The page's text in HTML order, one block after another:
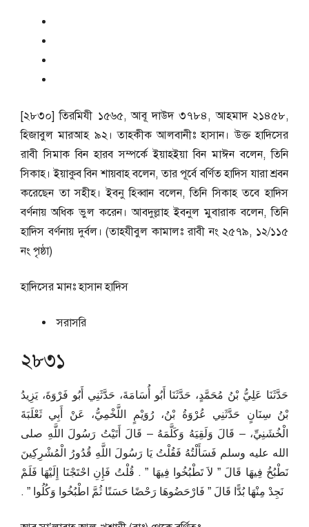
[২৮৩০] তিরমিযী ১৫৬৫, আবূ দাউদ ৩৭৮৪, আহমাদ ২১৪৫৮,
হিজাবুল মারআহ ৯২। তাহকীক আলবানীঃ হাসান। উক্ত হাদিসের
রাবী সিমাক বিন হারব সম্পর্কে ইয়াহইয়া বিন মাঈন বলেন, তিনি
সিকাহ। ইয়াকুব বিন শায়বাহ বলেন, তার পূর্বে বর্ণিত হাদিস যারা শ্রবন
করেছেন তা সহীহ। ইবনু হিব্বান বলেন, তিনি সিকাহ তবে হাদিস
বর্ণনায় অধিক ভুল করেন। আবদুল্লাহ ইবনুল মুবারাক বলেন, তিনি
হাদিস বর্ণনায় দুর্বল। (তাহযীবুল কামালঃ রাবী নং ২৫৭৯, ১২/১১৫
নং পৃষ্ঠা)
হাদিসের মানঃহাসান হাদিস
সরাসরি
২৮৩১
حَدَّثَنَا عَلِيُّ بْنُ مُحَمَّدٍ، حَدَّثَنَا أَبُو أُسَامَةَ، حَدَّثَنِي أَبُو فَرْوَةَ، يَزِيدُ
بْنُ سِنَانٍ حَدَّثَنِي عُرْوَةُ بْنُ، رُوَيْمٍ اللَّخْمِيُّ، عَنْ أَبِي ثَعْلَبَةَ
الْخُشَنِيِّ، – قَالَ وَلَقِيَهُ وَكَلَّمَهُ – قَالَ أَتَيْتُ رَسُولَ اللَّهِ صلى
الله عليه وسلم فَسَأَلْتُهُ فَقُلْتُ يَا رَسُولَ اللَّهِ قُدُورُ الْمُشْرِكِينَ
نَطْبُخُ فِيهَا قَالَ ‏”‏ لاَ تَطْبُخُوا فِيهَا ‏”‏ ‏.‏ قُلْتُ فَإِنِ احْتَجْنَا إِلَيْهَا فَلَمْ
نَجِدْ مِنْهَا بُدًّا قَالَ ‏”‏ فَارْحَضُوهَا رَحْضًا حَسَنًا ثُمَّ اطْبُخُوا وَكُلُوا ‏”‏ ‏.‏